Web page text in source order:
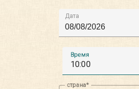
Дата
Время
10:00
страна